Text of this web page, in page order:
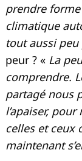
prendre
climatique
tout aussi peu
peur ? « La
comprendre.
partagé nous
l’apaiser,
celles et ceux
maintenant